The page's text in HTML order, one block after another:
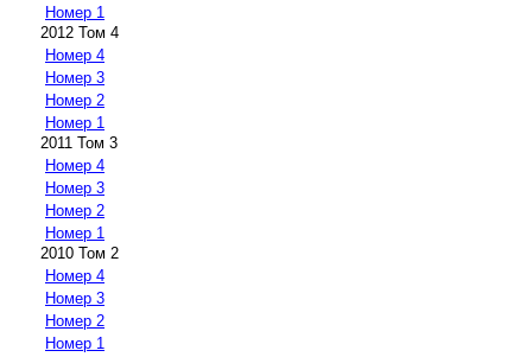
Номер 1
2012 Том 4
Номер 4
Номер 3
Номер 2
Номер 1
2011 Том 3
Номер 4
Номер 3
Номер 2
Номер 1
2010 Том 2
Номер 4
Номер 3
Номер 2
Номер 1